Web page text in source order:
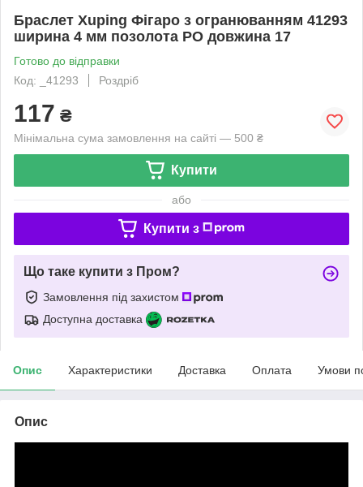
Браслет Xuping Фігаро з огранюванням 41293
ширина 4 мм позолота РО довжина 17
Готово до відправки
Код: _41293
Роздріб
117 ₴
Мінімальна сума замовлення на сайті — 500 ₴
Купити
або
Купити з
Що таке купити з Пром?
Замовлення під захистом
Доступна доставка
Опис Характеристики Доставка Оплата Умови
Опис